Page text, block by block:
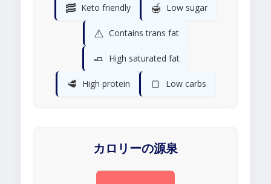
🥓 Keto friendly 🍯 Low sugar
⚠️ Contains trans fat
🧈 High saturated fat
🥩 High protein 🍞 Low carbs
カロリーの源泉